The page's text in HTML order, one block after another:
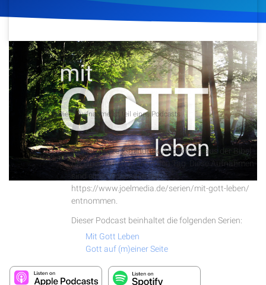
21. Oktober 2019 624Klicks Download
Podcast Diese Aufnahme ist teil eines Podcasts
Tägliche Andachten
Täglich kurze 2-minütige Andachten aus der Bibel
für einen guten Start in den Tag. Diese Aufnahmen
sind einer Videoserie auf
https://www.joelmedia.de/serien/mit-gott-leben/
entnommen.
Dieser Podcast beinhaltet die folgenden Serien:
Mit Gott Leben
Gott auf (m)einer Seite
Artikel
Podcasts
Studienzentrum
Über Uns
Kontakt
Spenden